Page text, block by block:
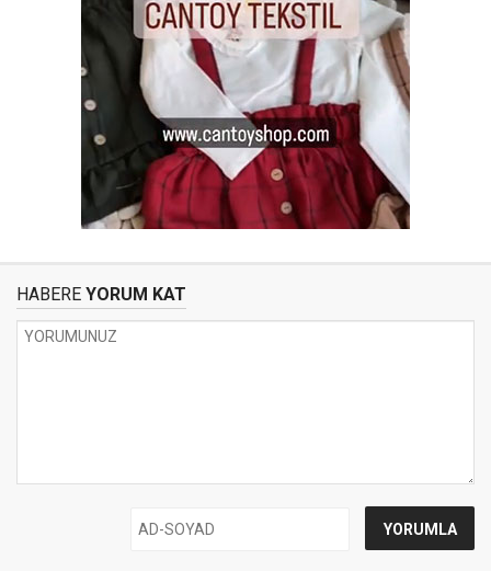
HABERE YORUM KAT